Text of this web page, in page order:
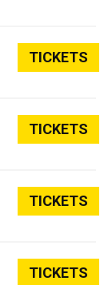
TICKETS
TICKETS
TICKETS
TICKETS